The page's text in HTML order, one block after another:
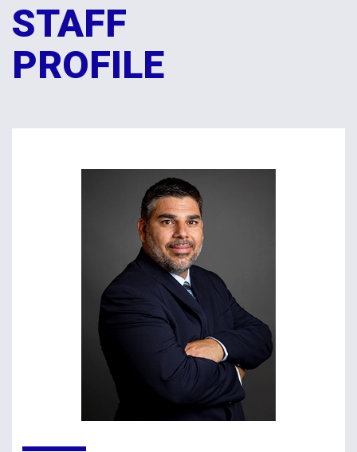
STAFF
PROFILE